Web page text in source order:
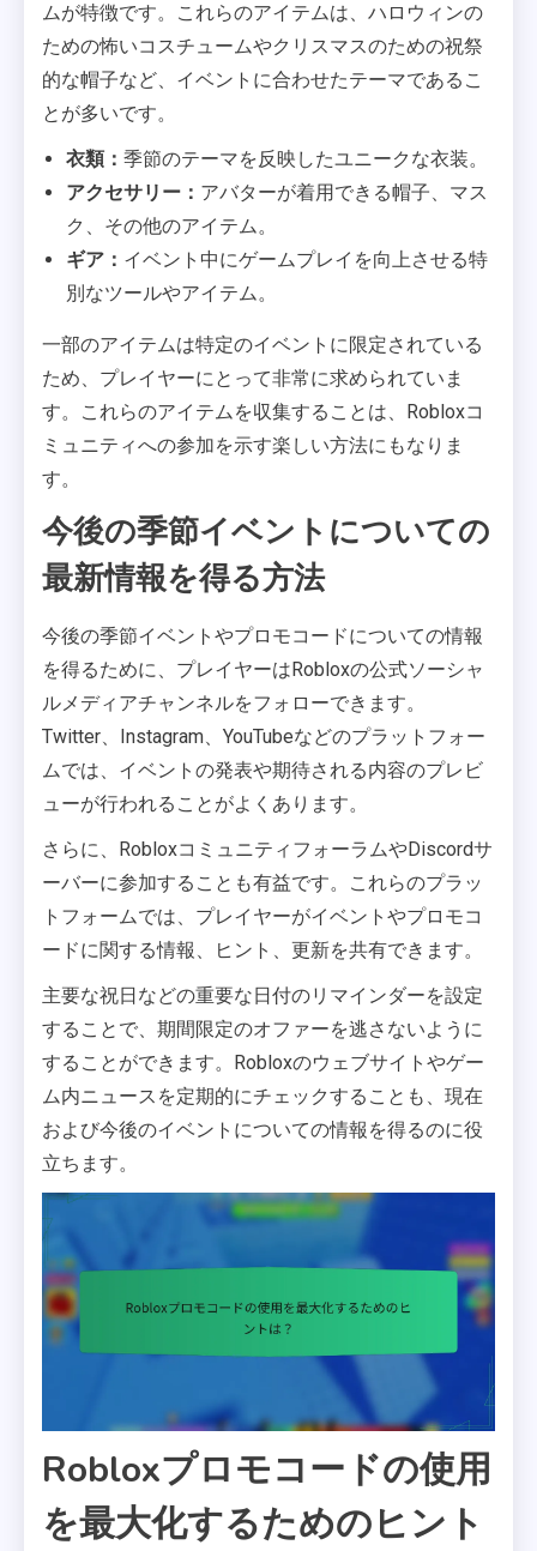
ムが特徴です。これらのアイテムは、ハロウィンの
ための怖いコスチュームやクリスマスのための祝祭
的な帽子など、イベントに合わせたテーマであるこ
とが多いです。
衣類： 季節のテーマを反映したユニークな衣装。
アクセサリー： アバターが着用できる帽子、マス
ク、その他のアイテム。
ギア： イベント中にゲームプレイを向上させる特
別なツールやアイテム。
一部のアイテムは特定のイベントに限定されている
ため、プレイヤーにとって非常に求められていま
す。これらのアイテムを収集することは、Robloxコ
ミュニティへの参加を示す楽しい方法にもなりま
す。
今後の季節イベントについての
最新情報を得る方法
今後の季節イベントやプロモコードについての情報
を得るために、プレイヤーはRobloxの公式ソーシャ
ルメディアチャンネルをフォローできます。
Twitter、Instagram、YouTubeなどのプラットフォー
ムでは、イベントの発表や期待される内容のプレビ
ューが行われることがよくあります。
さらに、RobloxコミュニティフォーラムやDiscordサ
ーバーに参加することも有益です。これらのプラッ
トフォームでは、プレイヤーがイベントやプロモコ
ードに関する情報、ヒント、更新を共有できます。
主要な祝日などの重要な日付のリマインダーを設定
することで、期間限定のオファーを逃さないように
することができます。Robloxのウェブサイトやゲー
ム内ニュースを定期的にチェックすることも、現在
および今後のイベントについての情報を得るのに役
立ちます。
Robloxプロモコードの使用
を最大化するためのヒント